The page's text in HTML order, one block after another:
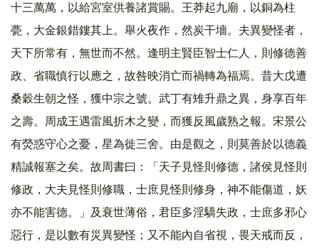
十三萬萬，以給宮室供養諸賞賜。王莽起九廟，以銅為柱
甍，大金銀錯鏤其上。舉火夜作，然炭干墻。夫異變怪者，
天下所常有，無世而不然。逢明主賢臣智士仁人，則修德善
政、省職慎行以應之，故咎映消亡而禍轉為福焉。昔大戊遭
桑穀生朝之怪，獲中宗之號。武丁有雉升鼎之異，身享百年
之壽。周成王遇雷風折木之變，而獲反風歲熟之報。宋景公
有熒惑守心之憂，星為徙三舍。由是觀之，則莫善於以德義
精誠報塞之矣。故周書曰：「天子見怪則修德，諸侯見怪則
修政，大夫見怪則修職，士庶見怪則修身，神不能傷道，妖
亦不能害德。」及衰世薄俗，君臣多淫驕失政，士庶多邪心
惡行，是以數有災異變怪；又不能內自省視，畏天戒而反，